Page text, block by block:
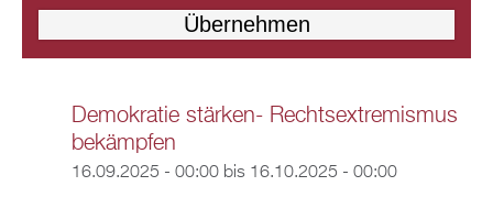
Demokratie stärken- Rechtsextremismus
bekämpfen
16.09.2025 - 00:00bis 16.10.2025 - 00:00